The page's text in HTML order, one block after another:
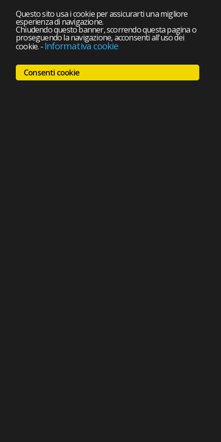
Questo sito usa i cookie per assicurarti una migliore
esperienza di navigazione.
Chiudendo questo banner, scorrendo questa pagina o
proseguendo la navigazione, acconsenti all'uso dei
cookie. - Informativa cookie
Consenti cookie